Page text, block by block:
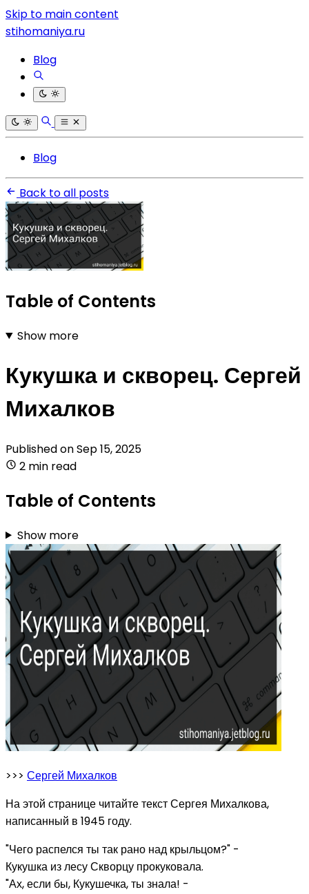
Skip to main content
stihomaniya.ru
Blog
Blog
Back to all posts
Table of Contents
Show more
Кукушка и скворец. Сергей
Михалков
Published onSep 15, 2025
2 min read
Table of Contents
Show more
>>> Сергей Михалков
На этой странице читайте текст Сергея Михалкова,
написанный в 1945 году.
"Чего распелся ты так рано над крыльцом?" -
Кукушка из лесу Скворцу прокуковала.
"Ах, если бы, Кукушечка, ты знала! -